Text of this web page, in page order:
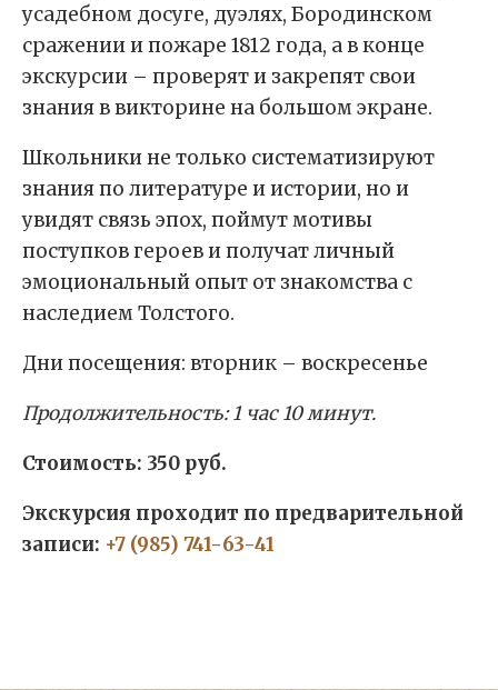
усадебном досуге, дуэлях, Бородинском
сражении и пожаре 1812 года, а в конце
экскурсии – проверят и закрепят свои
знания в викторине на большом экране.
Школьники не только систематизируют
знания по литературе и истории, но и
увидят связь эпох, поймут мотивы
поступков героев и получат личный
эмоциональный опыт от знакомства с
наследием Толстого.
Дни посещения: вторник – воскресенье
Продолжительность: 1 час 10 минут.
Стоимость: 350 руб.
Экскурсия проходит по предварительной
записи: +7 (985) 741-63-41